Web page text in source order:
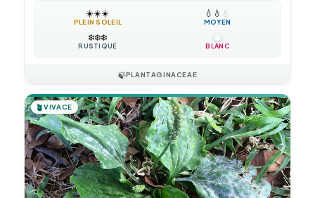
☀️☀️☀️
PLEIN SOLEIL
💧 💧 💧
MOYEN
❄️❄️❄️
RUSTIQUE BLANC
🍃PLANTAGINACEAE
🪴VIVACE